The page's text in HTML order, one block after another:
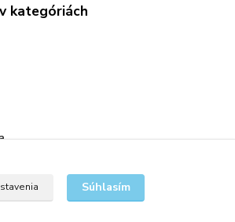
kategóriách
Súhlasím